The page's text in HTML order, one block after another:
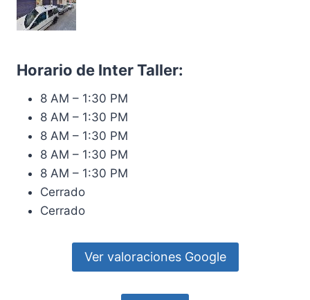
Horario de Inter Taller:
8 AM – 1:30 PM
8 AM – 1:30 PM
8 AM – 1:30 PM
8 AM – 1:30 PM
8 AM – 1:30 PM
Cerrado
Cerrado
Ver valoraciones Google